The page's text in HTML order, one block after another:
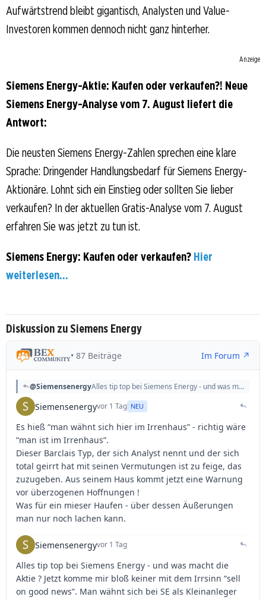
Aufwärtstrend bleibt gigantisch, Analysten und Value-
Investoren kommen dennoch nicht ganz hinterher.
Anzeige
Siemens Energy-Aktie: Kaufen oder verkaufen?! Neue
Siemens Energy-Analyse vom 7. August liefert die
Antwort:
Die neusten Siemens Energy-Zahlen sprechen eine klare
Sprache: Dringender Handlungsbedarf für Siemens Energy-
Aktionäre. Lohnt sich ein Einstieg oder sollten Sie lieber
verkaufen? In der aktuellen Gratis-Analyse vom 7. August
erfahren Sie was jetzt zu tun ist.
Siemens Energy: Kaufen oder verkaufen? Hier
weiterlesen...
Diskussion zu Siemens Energy